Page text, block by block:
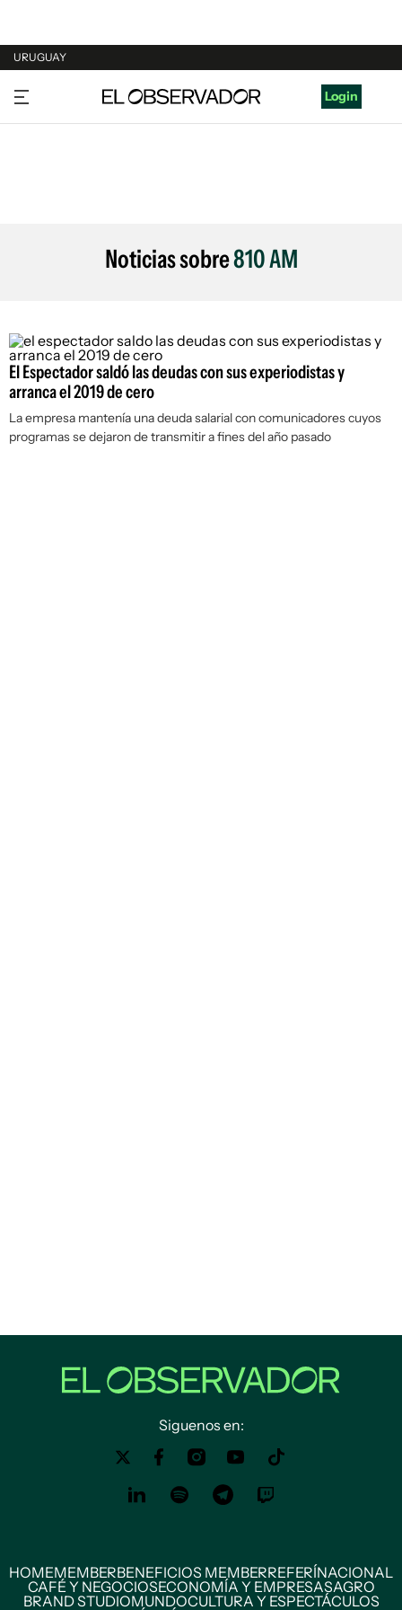
URUGUAY
URUGUAY
ARGENTINA
Login
Noticias sobre810 AM
El Espectador saldó las deudas con sus experiodistas y
arranca el 2019 de cero
La empresa mantenía una deuda salarial con comunicadores cuyos
programas se dejaron de transmitir a fines del año pasado
Siguenos en:
HOMEMEMBERBENEFICIOS MEMBERREFERÍNACIONAL
CAFÉ Y NEGOCIOSECONOMÍA Y EMPRESASAGRO
BRAND STUDIOMUNDOCULTURA Y ESPECTÁCULOS